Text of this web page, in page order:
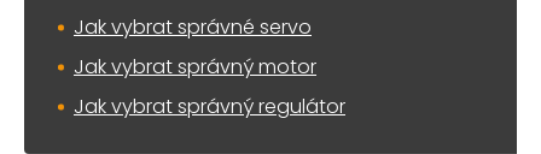
Jak vybrat správné servo
Jak vybrat správný motor
Jak vybrat správný regulátor